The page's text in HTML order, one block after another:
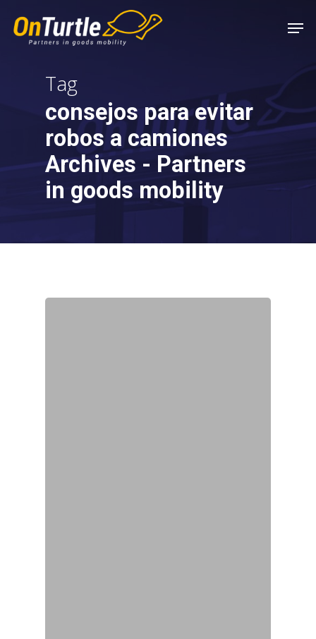
main
Tag
consejos para evitar
robos a camiones
Archives - Partners
in goods mobility